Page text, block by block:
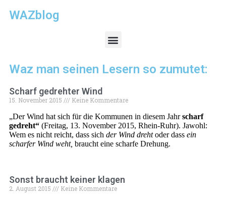
WAZblog
Waz man seinen Lesern so zumutet:
Scharf gedrehter Wind
15. November 2015 Keine Kommentare
„Der Wind hat sich für die Kommunen in diesem Jahrscharf
gedreht“ (Freitag, 13. November 2015, Rhein-Ruhr). Jawohl:
Wem es nicht reicht, dass sich der Wind drehtoder dass ein
scharfer Wind weht, braucht eine scharfe Drehung.
Sonst braucht keiner klagen
2. August 2015 Keine Kommentare